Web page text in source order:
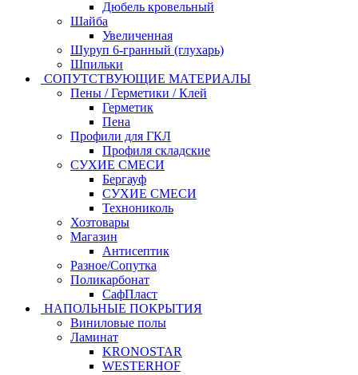
Дюбель кровельный
Шайба
Увеличенная
Шуруп 6-гранный (глухарь)
Шпильки
СОПУТСТВУЮЩИЕ МАТЕРИАЛЫ
Пены / Герметики / Клей
Герметик
Пена
Профили для ГКЛ
Профиля складские
СУХИЕ СМЕСИ
Бергауф
СУХИЕ СМЕСИ
Технониколь
Хозтовары
Магазин
Антисептик
Разное/Сопутка
Поликарбонат
СафПласт
НАПОЛЬНЫЕ ПОКРЫТИЯ
Виниловые полы
Ламинат
KRONOSTAR
WESTERHOF